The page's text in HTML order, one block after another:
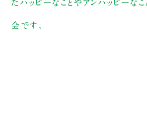
たハッピーなことやアンハッピーなこ
会です。